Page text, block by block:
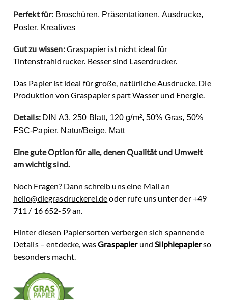
Perfekt für: Broschüren, Präsentationen, Ausdrucke,
Poster, Kreatives
Gut zu wissen:Graspapier ist nicht ideal für
Tintenstrahldrucker. Besser sind Laserdrucker.
Das Papier ist ideal für große, natürliche Ausdrucke. Die
Produktion von Graspapier spart Wasser und Energie.
Details: DIN A3, 250 Blatt, 120 g/m²,50% Gras, 50%
FSC-Papier, Natur/Beige, Matt
Eine gute Option für alle, denen Qualität und Umwelt
am wichtig sind.
Noch Fragen? Dann schreib uns eine Mail an
hello@diegrasdruckerei.deoder rufe uns unter der +49
711 / 16 652-59 an.
Hinter diesen Papiersorten verbergen sich spannende
Details – entdecke, wasGraspapierundSilphiepapierso
besonders macht.